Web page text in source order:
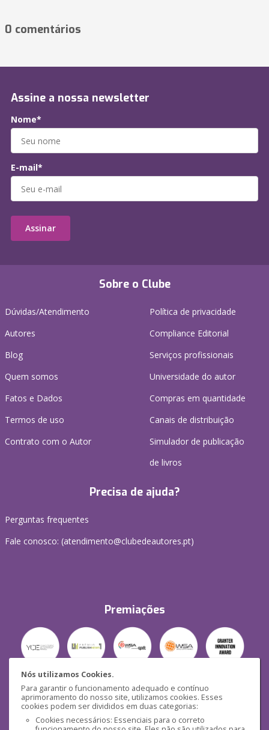
Nós utilizamos Cookies.
Para garantir o funcionamento adequado e contínuo
aprimoramento do nosso site, utilizamos cookies. Esses
cookies podem ser divididos em duas categorias:
Cookies necessários: Essenciais para o correto
0 comentários
Sobre o Clube
Dúvidas/Atendimento
Autores
Blog
Quem somos
Fatos e Dados
Termos de uso
Contrato com o Autor
Política de privacidade
Compliance Editorial
Serviços profissionais
Universidade do autor
Compras em quantidade
Canais de distribuição
Simulador de publicação
de livros
Precisa de ajuda?
Perguntas frequentes
Fale conosco: (atendimento@clubedeautores.pt)
Premiações
Segurança
Assine a nossa newsletter
Nome*
E-mail*
Assinar